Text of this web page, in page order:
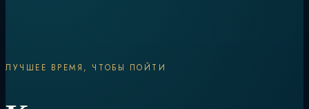
ЛУЧШЕЕ ВРЕМЯ, ЧТОБЫ ПОЙТИ